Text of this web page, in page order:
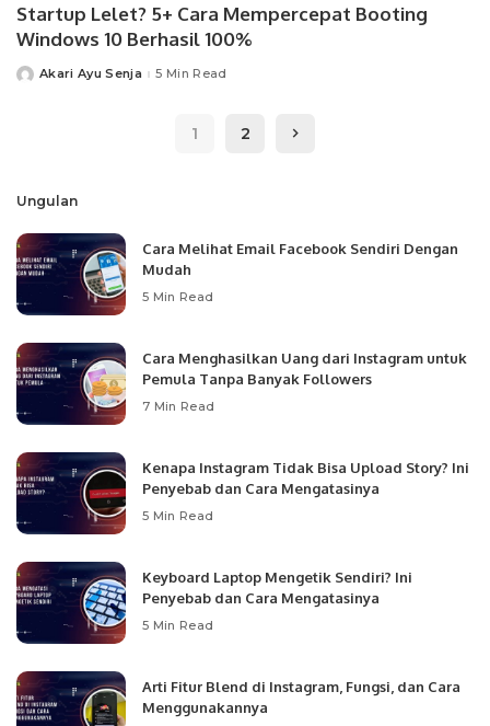
Startup Lelet? 5+ Cara Mempercepat Booting
Windows 10 Berhasil 100%
PostedAkari Ayu Senja 5 Min Read
1 2
Ungulan
Cara Melihat Email Facebook Sendiri Dengan
Mudah
5 Min Read
Cara Menghasilkan Uang dari Instagram untuk
Pemula Tanpa Banyak Followers
7 Min Read
Kenapa Instagram Tidak Bisa Upload Story? Ini
Penyebab dan Cara Mengatasinya
5 Min Read
Keyboard Laptop Mengetik Sendiri? Ini
Penyebab dan Cara Mengatasinya
5 Min Read
Arti Fitur Blend di Instagram, Fungsi, dan Cara
Menggunakannya